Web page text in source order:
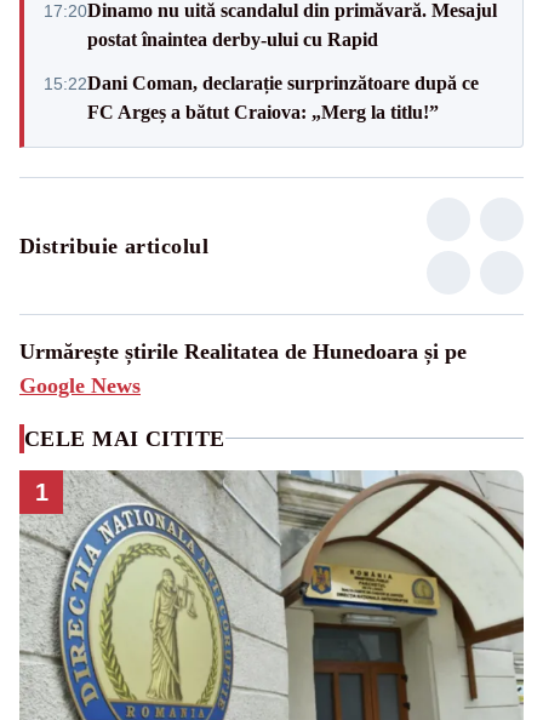
17:20Dinamo nu uită scandalul din primăvară. Mesajul
postat înaintea derby-ului cu Rapid
15:22Dani Coman, declarație surprinzătoare după ce
FC Argeș a bătut Craiova: „Merg la titlu!”
Distribuie articolul
Urmărește știrile Realitatea de Hunedoara și pe
Google News
CELE MAI CITITE
1